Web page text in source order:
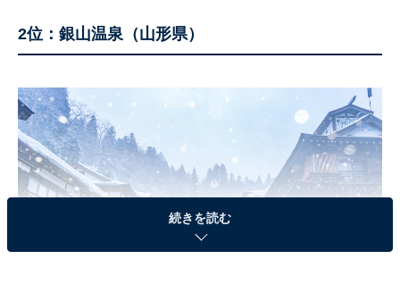
2位：銀山温泉（山形県）
続きを読む